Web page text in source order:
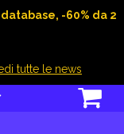
-60% da 2
tutte le news